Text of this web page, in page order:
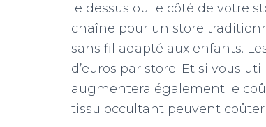
le dessus ou le côté de votre
chaîne pour un store
sans fil adapté aux enfants.
d’euros par store. Et si vous
augmentera également le
tissu occultant peuvent